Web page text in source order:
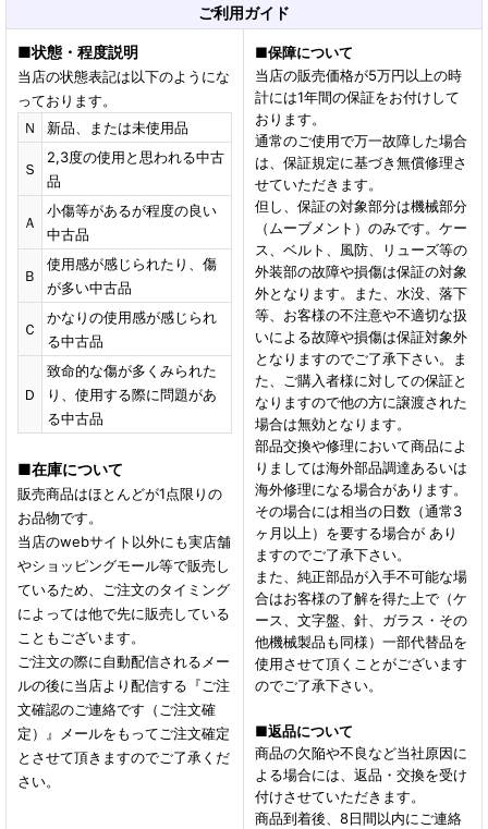
ご利用ガイド
■状態・程度説明
当店の状態表記は以下のようにな
っております。
Ｎ
新品、または未使用品
Ｓ
2,3度の使用と思われる中古
品
Ａ
小傷等があるが程度の良い
中古品
Ｂ
使用感が感じられたり、傷
が多い中古品
Ｃ
かなりの使用感が感じられ
る中古品
Ｄ
致命的な傷が多くみられた
り、使用する際に問題があ
る中古品
■在庫について
販売商品はほとんどが1点限りの
お品物です。
当店のwebサイト以外にも実店舗
やショッピングモール等で販売し
ているため、ご注文のタイミング
によっては他で先に販売している
こともございます。
ご注文の際に自動配信されるメー
ルの後に当店より配信する『ご注
文確認のご連絡です（ご注文確
定）』メールをもってご注文確定
とさせて頂きますのでご了承くだ
さい。
■保障について
当店の販売価格が5万円以上の時
計には1年間の保証をお付けして
おります。
通常のご使用で万一故障した場合
は、保証規定に基づき無償修理さ
せていただきます。
但し、保証の対象部分は機械部分
（ムーブメント）のみです。ケー
ス、ベルト、風防、リューズ等の
外装部の故障や損傷は保証の対象
外となります。また、水没、落下
等、お客様の不注意や不適切な扱
いによる故障や損傷は保証対象外
となりますのでご了承下さい。ま
た、ご購入者様に対しての保証と
なりますので他の方に譲渡された
場合は無効となります。
部品交換や修理において商品によ
りましては海外部品調達あるいは
海外修理になる場合があります。
その場合には相当の日数（通常3
ヶ月以上）を要する場合が あり
ますのでご了承下さい。
また、純正部品が入手不可能な場
合はお客様の了解を得た上で（ケ
ース、文字盤、針、ガラス・その
他機械製品も同様）一部代替品を
使用させて頂くことがございます
のでご了承下さい。
■返品について
商品の欠陥や不良など当社原因に
よる場合には、返品・交換を受け
付けさせていただきます。
商品到着後、8日間以内にご連絡